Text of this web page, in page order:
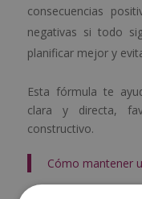
consecuencias
negativas si todo
planificar mejor y
Esta fórmula te
clara y directa,
constructivo.
Cómo mantener